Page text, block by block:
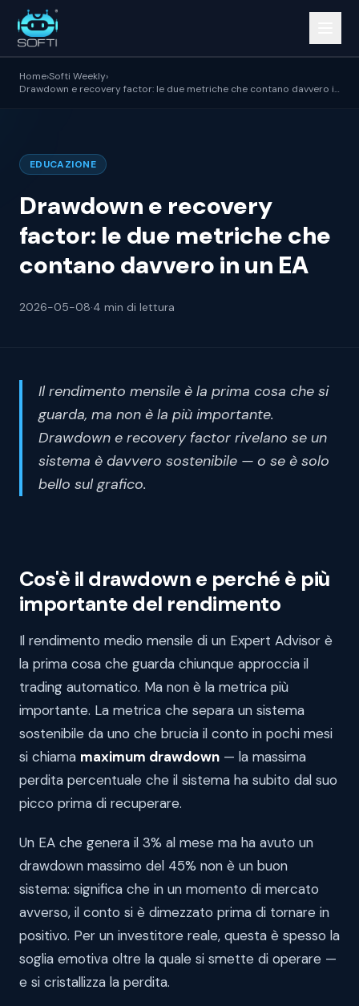
Home›Softi Weekly›
Drawdown e recovery factor: le due metriche che contano davvero in
EDUCAZIONE
Drawdown e recovery
factor: le due metriche che
contano davvero in un EA
2026-05-08·4 min di lettura
Il rendimento mensile è la prima cosa che si
guarda, ma non è la più importante.
Drawdown e recovery factor rivelano se un
sistema è davvero sostenibile — o se è solo
bello sul grafico.
Cos'è il drawdown e perché è più
importante del rendimento
Il rendimento medio mensile di un Expert Advisor è
la prima cosa che guarda chiunque approccia il
trading automatico. Ma non è la metrica più
importante. La metrica che separa un sistema
sostenibile da uno che brucia il conto in pochi mesi
si chiama maximum drawdown — la massima
perdita percentuale che il sistema ha subito dal suo
picco prima di recuperare.
Un EA che genera il 3% al mese ma ha avuto un
drawdown massimo del 45% non è un buon
sistema: significa che in un momento di mercato
avverso, il conto si è dimezzato prima di tornare in
positivo. Per un investitore reale, questa è spesso la
soglia emotiva oltre la quale si smette di operare —
e si cristallizza la perdita.